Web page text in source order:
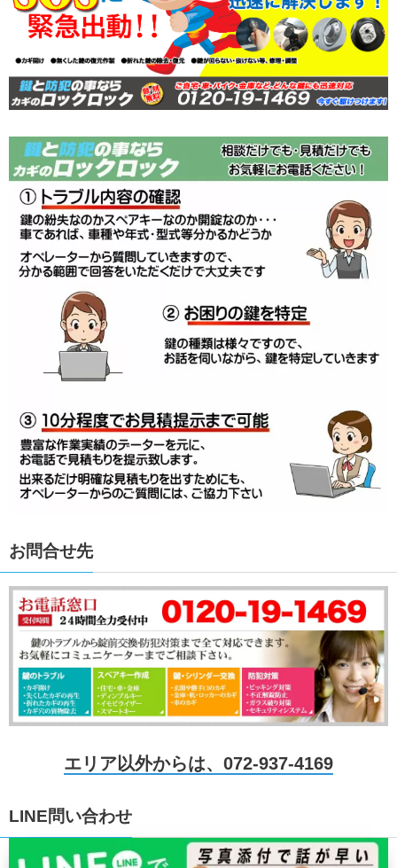
お問合せ先
エリア以外からは、072-937-4169
LINE問い合わせ